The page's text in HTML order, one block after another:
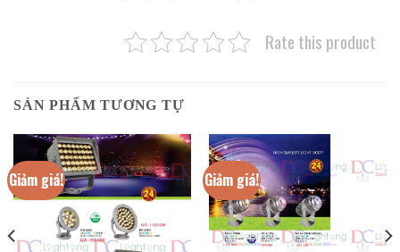
Rate this product
SẢN PHẨM TƯƠNG TỰ
Giảm giá! Giảm giá!